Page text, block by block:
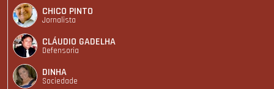
CHICO PINTO
Jornalista
CLÁUDIO GADELHA
Defensoria
DINHA
Sociedade